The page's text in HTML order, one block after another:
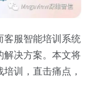
客服智能培训系统
解决方案。本文将
训，直击痛点，